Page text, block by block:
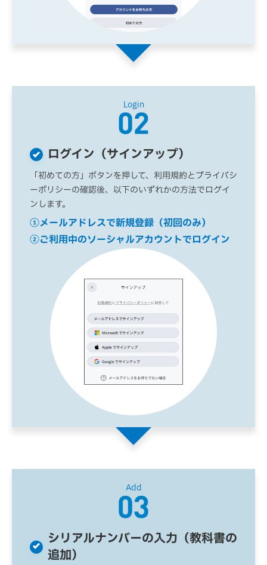
Login
ログイン（サインアップ）
「初めての方」ボタンを押して、利用規約とプライバシ
ーポリシーの確認後、以下のいずれかの方法でログイ
ンします。
①メールアドレスで新規登録（初回のみ）
②ご利用中のソーシャルアカウントでログイン
Add
シリアルナンバーの入力（教科書の
追加）